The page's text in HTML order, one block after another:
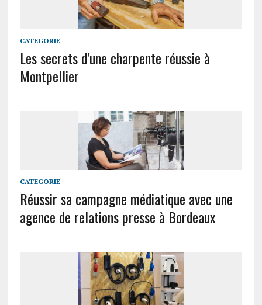
CATEGORIE
Les secrets d’une charpente réussie à
Montpellier
CATEGORIE
Réussir sa campagne médiatique avec une
agence de relations presse à Bordeaux